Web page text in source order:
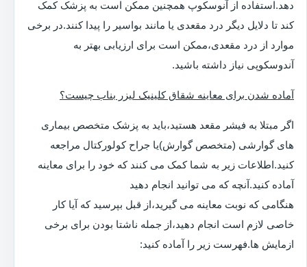
دهد.استفاده از آنوسکوپ همچنین ممکن است به پزشک کمک
کند تا دلایل دیگر درد مقعدی یا مانند بواسیر را پیدا کنند.در برخی
موارد از درد مقعدی،ممکن است برای ارزیابی بهتر به
آندوسکوپی نیاز داشته باشید.
آماده شدن برای معاینه شقاق کلینیک لیزر بناب چیست؟
اگر مبتلا به فیشر مقعد هستید،باید به پزشک متخصص بیماری
های گوارشی (متخصص گوارش)یا جراح کولورکتال مراجعه
کنید.اطلاعات زیر به شما کمک می کنند که خود را برای معاینه
آماده کنید.آنچه که می توانید انجام دهید
هنگامی که نوبت معاینه می گیرید،از قبل بپرسید که آیا کار
خاصی لازم است انجام دهید،از جمله ناشتا بودن برای برخی
ازمایش ها.فهرست زیر را آماده کنید: